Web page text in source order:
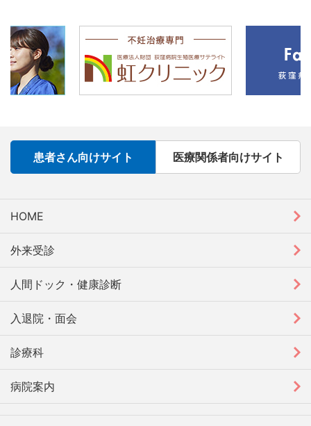
患者さん向けサイト 医療関係者向けサイト
HOME
外来受診
人間ドック・健康診断
入退院・面会
診療科
病院案内